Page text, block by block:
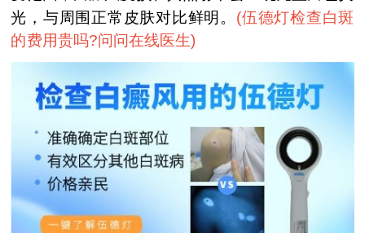
光，与周围正常皮肤对比鲜明。 (伍德灯检查白斑
的费用贵吗?问问在线医生)